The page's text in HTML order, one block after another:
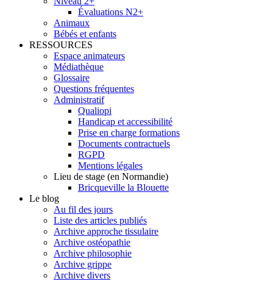
Évaluations N2+
Animaux
Bébés et enfants
RESSOURCES
Espace animateurs
Médiathèque
Glossaire
Questions fréquentes
Administratif
Qualiopi
Handicap et accessibilité
Prise en charge formations
Documents contractuels
RGPD
Mentions légales
Lieu de stage (en Normandie)
Bricqueville la Blouette
Le blog
Au fil des jours
Liste des articles publiés
Archive approche tissulaire
Archive ostéopathie
Archive philosophie
Archive grippe
Archive divers